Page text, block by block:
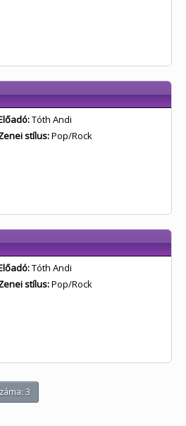
Tóth Andi
stílus:Pop/Rock
Tóth Andi
stílus:Pop/Rock
3